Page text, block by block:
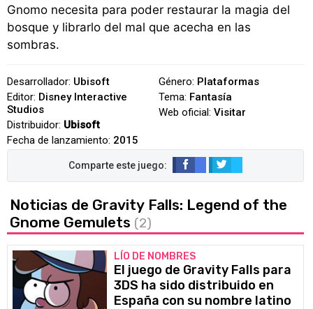
Gnomo necesita para poder restaurar la magia del
bosque y librarlo del mal que acecha en las
sombras.
Desarrollador: Ubisoft
Editor: Disney Interactive
Studios
Distribuidor: Ubisoft
Fecha de lanzamiento: 2015
Género: Plataformas
Tema: Fantasía
Web oficial: Visitar
Noticias de Gravity Falls: Legend of the
Gnome Gemulets (2)
LÍO DE NOMBRES
El juego de Gravity Falls para
3DS ha sido distribuido en
España con su nombre latino